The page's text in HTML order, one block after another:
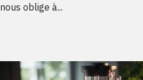
nous oblige à...